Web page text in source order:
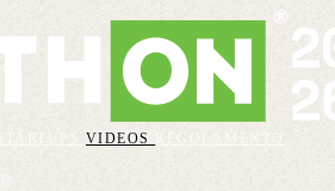
VIDEOS
REGOLAMENTO